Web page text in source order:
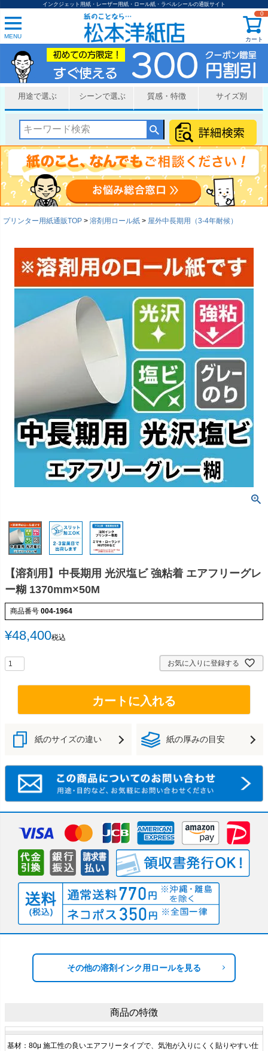
インクジェット用紙・レーザー用紙・ロール紙・ラベルシールの通販サイト
MENU カート
0
用途で選ぶ シーンで選ぶ 質感・特徴 サイズ別
プリンター用紙通販TOP 溶剤用ロール紙 屋外中長期用（3-4年耐候）
【溶剤用】中長期用 光沢塩ビ 強粘着 エアフリーグレ
ー糊 1370mm×50M
商品番号 004-1964
¥48,400税込
お気に入りに登録する
カートに入れる
紙のサイズの違い 紙の厚みの目安
その他の溶剤インク用ロールを見る
商品の特徴
基材：80μ 施工性の良いエアフリータイプで、気泡が入りにくく貼りやすい仕